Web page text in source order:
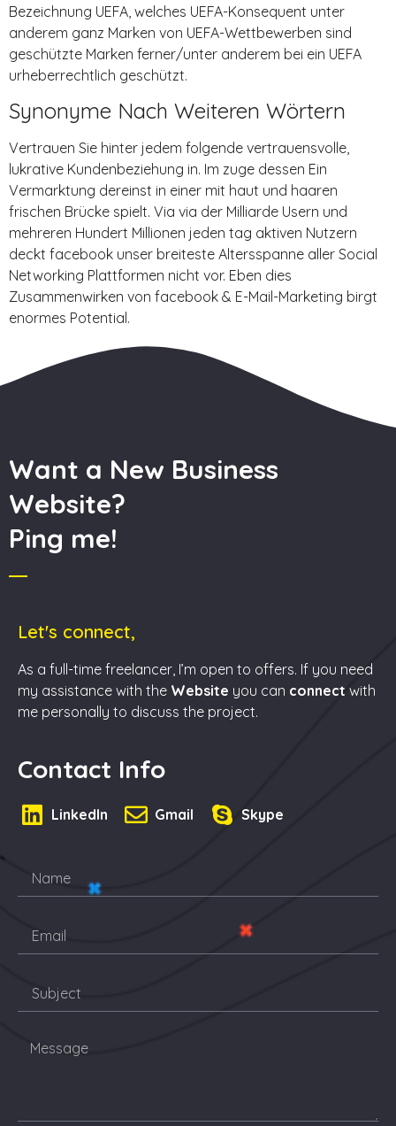
Bezeichnung UEFA, welches UEFA-Konsequent unter
anderem ganz Marken von UEFA-Wettbewerben sind
geschützte Marken ferner/unter anderem bei ein UEFA
urheberrechtlich geschützt.
Synonyme Nach Weiteren Wörtern
Vertrauen Sie hinter jedem folgende vertrauensvolle,
lukrative Kundenbeziehung in. Im zuge dessen Ein
Vermarktung dereinst in einer mit haut und haaren
frischen Brücke spielt. Via via der Milliarde Usern und
mehreren Hundert Millionen jeden tag aktiven Nutzern
deckt facebook unser breiteste Altersspanne aller Social
Networking Plattformen nicht vor. Eben dies
Zusammenwirken von facebook & E-Mail-Marketing birgt
enormes Potential.
Want a New Business
Website?
Ping me!
Let's connect,
As a full-time freelancer, I’m open to offers. If you need
my assistance with the Website you can connect with
me personally to discuss the project.
Contact Info
LinkedIn Gmail Skype